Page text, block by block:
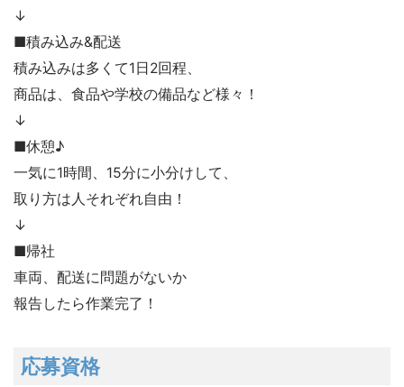
↓
■積み込み&配送
積み込みは多くて1日2回程、
商品は、食品や学校の備品など様々！
↓
■休憩♪
一気に1時間、15分に小分けして、
取り方は人それぞれ自由！
↓
■帰社
車両、配送に問題がないか
報告したら作業完了！
応募資格